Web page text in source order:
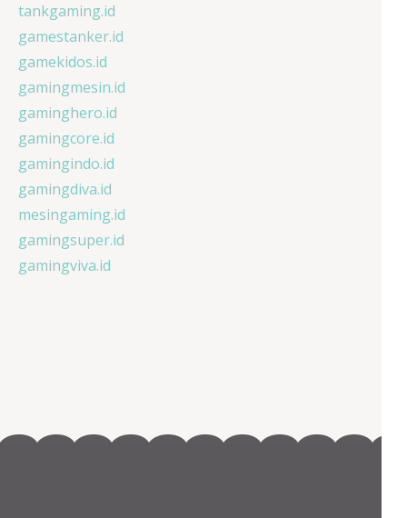
tankgaming.id
gamestanker.id
gamekidos.id
gamingmesin.id
gaminghero.id
gamingcore.id
gamingindo.id
gamingdiva.id
mesingaming.id
gamingsuper.id
gamingviva.id